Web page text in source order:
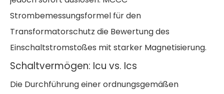
Strombemessungsformel für den
Transformatorschutz die Bewertung des
Einschaltstromstoßes mit starker Magnetisierung.
Schaltvermögen: Icu vs. Ics
Die Durchführung einer ordnungsgemäßen